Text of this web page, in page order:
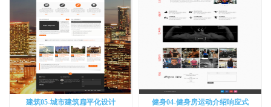
建筑05-城市建筑扁平化设计 健身04-健身房运动介绍响应式